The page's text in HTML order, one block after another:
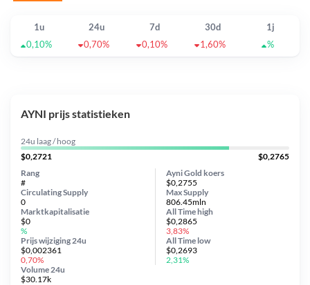
1u 24u 7d 30d
1j
0,10%
0,70% 0,10% 1,60% %
AYNI prijs statistieken
24u laag / hoog
$0,2721
$0,2765
Ayni Gold koers
$0,2755
Circulating Supply
0
Prijs wijziging 24u
$0,002361
0,70%
Max Supply
806.45mln
Marktkapitalisatie
$0
%
Volume 24u
$30.17k
Rang
#
All Timehigh
$0,2865
3,83%
All Time low
$0,2693
2,31%